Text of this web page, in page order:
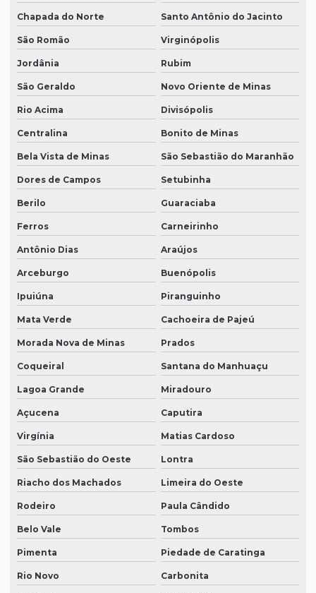
Chapada do Norte Santo Antônio do Jacinto
São Romão Virginópolis
Jordânia Rubim
São Geraldo Novo Oriente de Minas
Rio Acima Divisópolis
Centralina Bonito de Minas
Bela Vista de Minas São Sebastião do Maranhão
Dores de Campos Setubinha
Berilo Guaraciaba
Ferros Carneirinho
Antônio Dias Araújos
Arceburgo Buenópolis
Ipuiúna Piranguinho
Mata Verde Cachoeira de Pajeú
Morada Nova de Minas Prados
Coqueiral Santana do Manhuaçu
Lagoa Grande Miradouro
Açucena Caputira
Virgínia Matias Cardoso
São Sebastião do Oeste Lontra
Riacho dos Machados Limeira do Oeste
Rodeiro Paula Cândido
Belo Vale Tombos
Pimenta Piedade de Caratinga
Rio Novo Carbonita